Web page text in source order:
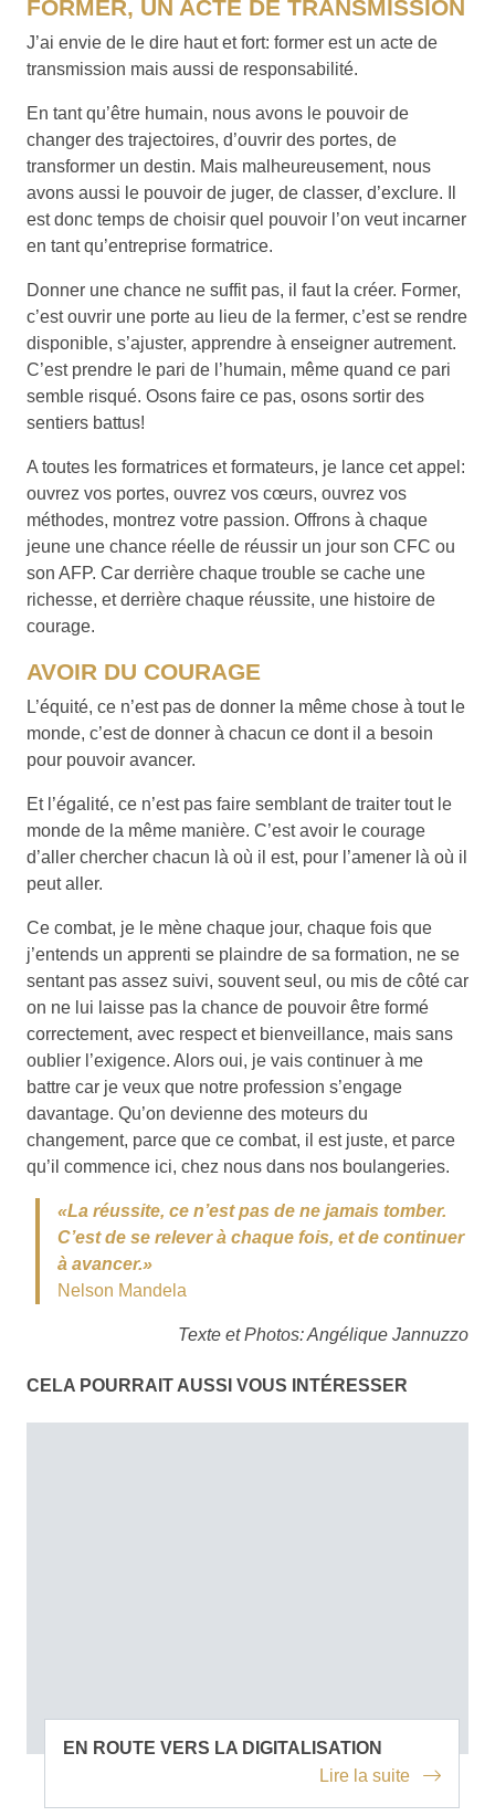
FORMER, UN ACTE DE TRANSMISSION
J’ai envie de le dire haut et fort: former est un acte de
transmission mais aussi de responsabilité.
En tant qu’être humain, nous avons le pouvoir de
changer des trajectoires, d’ouvrir des portes, de
transformer un destin. Mais malheureusement, nous
avons aussi le pouvoir de juger, de classer, d’exclure. Il
est donc temps de choisir quel pouvoir l’on veut incarner
en tant qu’entreprise formatrice.
Donner une chance ne suffit pas, il faut la créer. Former,
c’est ouvrir une porte au lieu de la fermer, c’est se rendre
disponible, s’ajuster, apprendre à enseigner autrement.
C’est prendre le pari de l’humain, même quand ce pari
semble risqué. Osons faire ce pas, osons sortir des
sentiers battus!
A toutes les formatrices et formateurs, je lance cet appel:
ouvrez vos portes, ouvrez vos cœurs, ouvrez vos
méthodes, montrez votre passion. Offrons à chaque
jeune une chance réelle de réussir un jour son CFC ou
son AFP. Car derrière chaque trouble se cache une
richesse, et derrière chaque réussite, une histoire de
courage.
AVOIR DU COURAGE
L’équité, ce n’est pas de donner la même chose à tout le
monde, c’est de donner à chacun ce dont il a besoin
pour pouvoir avancer.
Et l’égalité, ce n’est pas faire semblant de traiter tout le
monde de la même manière. C’est avoir le courage
d’aller chercher chacun là où il est, pour l’amener là où il
peut aller.
Ce combat, je le mène chaque jour, chaque fois que
j’entends un apprenti se plaindre de sa formation, ne se
sentant pas assez suivi, souvent seul, ou mis de côté car
on ne lui laisse pas la chance de pouvoir être formé
correctement, avec respect et bienveillance, mais sans
oublier l’exigence. Alors oui, je vais continuer à me
battre car je veux que notre profession s’engage
davantage. Qu’on devienne des moteurs du
changement, parce que ce combat, il est juste, et parce
qu’il commence ici, chez nous dans nos boulangeries.
«La réussite, ce n’est pas de ne jamais tomber.
C’est de se relever à chaque fois, et de continuer
à avancer.»
Nelson Mandela
Texte et Photos: Angélique Jannuzzo
CELA POURRAIT AUSSI VOUS INTÉRESSER
EN ROUTE VERS LA DIGITALISATION
Lire la suite